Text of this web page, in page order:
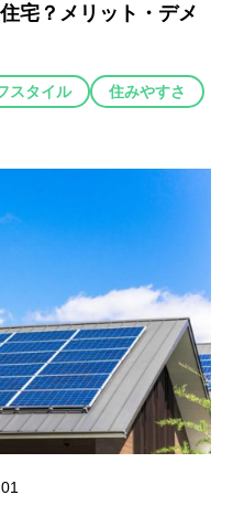
宅？メリット・デメ
スタイル 住みやすさ